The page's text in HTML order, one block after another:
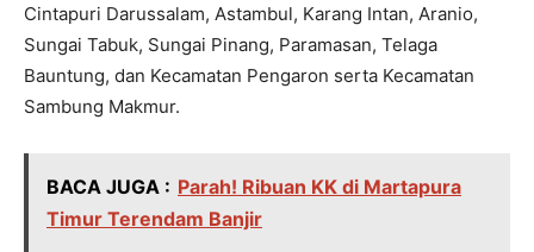
Cintapuri Darussalam, Astambul, Karang Intan, Aranio,
Sungai Tabuk, Sungai Pinang, Paramasan, Telaga
Bauntung, dan Kecamatan Pengaron serta Kecamatan
Sambung Makmur.
BACA JUGA : Parah! Ribuan KK di Martapura
Timur Terendam Banjir